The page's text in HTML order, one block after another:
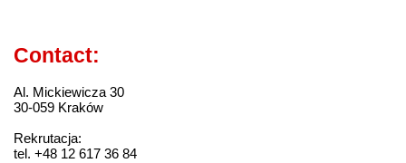
Contact:
Al. Mickiewicza 30
30-059 Kraków
Rekrutacja:
tel. +48 12 617 36 84